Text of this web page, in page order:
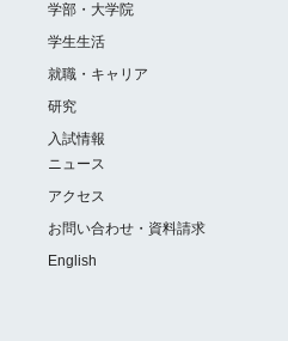
学部・大学院
学生生活
就職・キャリア
研究
入試情報
ニュース
アクセス
お問い合わせ・資料請求
English